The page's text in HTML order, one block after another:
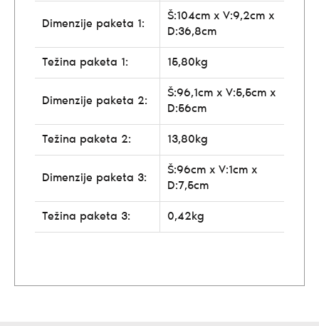
Dimenzije paketa 1:
Š:104cm x V:9,2cm x
D:36,8cm
Težina paketa 1: 15,80kg
Dimenzije paketa 2:
Š:96,1cm x V:5,5cm x
D:56cm
Težina paketa 2: 13,80kg
Dimenzije paketa 3:
Š:96cm x V:1cm x
D:7,5cm
Težina paketa 3: 0,42kg